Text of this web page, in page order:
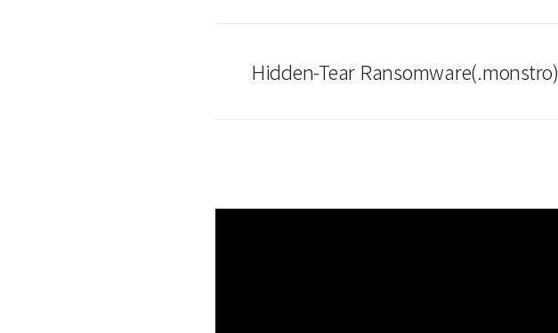
Hidden-Tear Ransomware(.monstro)